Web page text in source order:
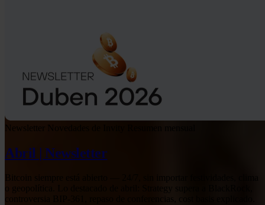
Newsletter
Abril | Newsletter
o geopolítica. Lo destacado de abril: Strategy supera a BlackRock,
controversia BIP-361, repaso de conferencias, cost basis explicado.